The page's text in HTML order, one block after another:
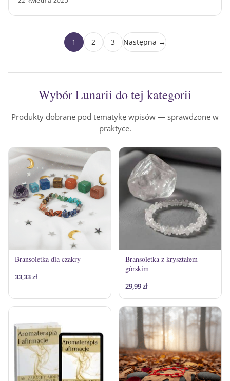
1 2 3 Następna →
Wybór Lunarii do tej kategorii
Produkty dobrane pod tematykę wpisów — sprawdzone w
praktyce.
Bransoletka dla czakry
33,33zł
Bransoletka z kryształem
górskim
29,99zł